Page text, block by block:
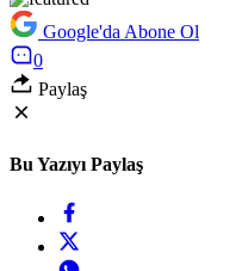
Google'da Abone Ol
0
Paylaş
Bu Yazıyı Paylaş